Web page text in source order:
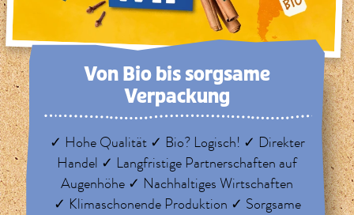
Von Bio bis sorg­same
Verpackung
✓ Hohe Qualität ✓ Bio? Logisch! ✓ Direkter
Handel ✓ Langfristige Partnerschaften auf
Augenhöhe ✓ Nachhaltiges Wirtschaften
✓ Klimaschonende Produktion ✓ Sorgsame